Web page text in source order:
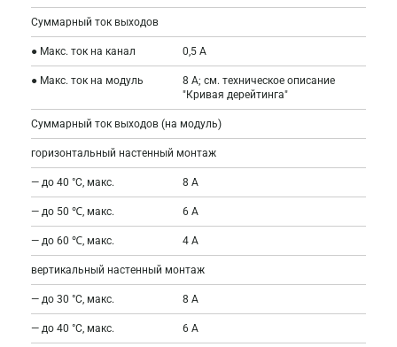
Суммарный ток выходов
● Макс. ток на канал 0,5 A
● Макс. ток на модуль
8 A; см. техническое описание
"Кривая дерейтинга"
Суммарный ток выходов (на модуль)
горизонтальный настенный монтаж
— до 40 °C, макс. 8 A
— до 50 ℃, макс. 6 A
— до 60 ℃, макс. 4 A
вертикальный настенный монтаж
— до 30 °C, макс. 8 A
— до 40 °C, макс. 6 A